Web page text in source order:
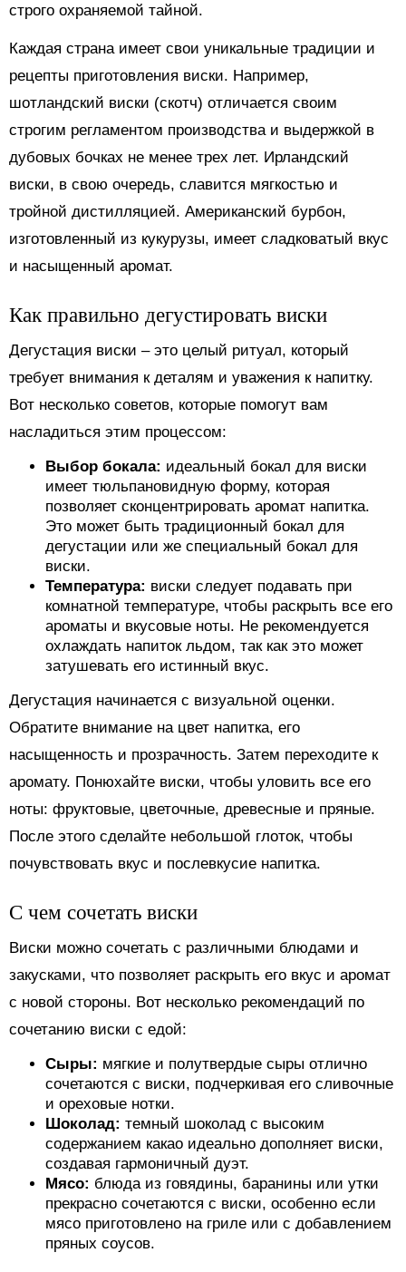
строго охраняемой тайной.
Каждая страна имеет свои уникальные традиции и
рецепты приготовления виски. Например,
шотландский виски (скотч) отличается своим
строгим регламентом производства и выдержкой в
дубовых бочках не менее трех лет. Ирландский
виски, в свою очередь, славится мягкостью и
тройной дистилляцией. Американский бурбон,
изготовленный из кукурузы, имеет сладковатый вкус
и насыщенный аромат.
Как правильно дегустировать виски
Дегустация виски – это целый ритуал, который
требует внимания к деталям и уважения к напитку.
Вот несколько советов, которые помогут вам
насладиться этим процессом:
Выбор бокала: идеальный бокал для виски
имеет тюльпановидную форму, которая
позволяет сконцентрировать аромат напитка.
Это может быть традиционный бокал для
дегустации или же специальный бокал для
виски.
Температура: виски следует подавать при
комнатной температуре, чтобы раскрыть все его
ароматы и вкусовые ноты. Не рекомендуется
охлаждать напиток льдом, так как это может
затушевать его истинный вкус.
Дегустация начинается с визуальной оценки.
Обратите внимание на цвет напитка, его
насыщенность и прозрачность. Затем переходите к
аромату. Понюхайте виски, чтобы уловить все его
ноты: фруктовые, цветочные, древесные и пряные.
После этого сделайте небольшой глоток, чтобы
почувствовать вкус и послевкусие напитка.
С чем сочетать виски
Виски можно сочетать с различными блюдами и
закусками, что позволяет раскрыть его вкус и аромат
с новой стороны. Вот несколько рекомендаций по
сочетанию виски с едой:
Сыры: мягкие и полутвердые сыры отлично
сочетаются с виски, подчеркивая его сливочные
и ореховые нотки.
Шоколад: темный шоколад с высоким
содержанием какао идеально дополняет виски,
создавая гармоничный дуэт.
Мясо: блюда из говядины, баранины или утки
прекрасно сочетаются с виски, особенно если
мясо приготовлено на гриле или с добавлением
пряных соусов.